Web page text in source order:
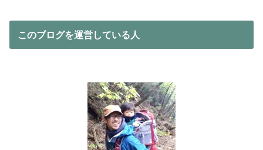
このブログを運営している人